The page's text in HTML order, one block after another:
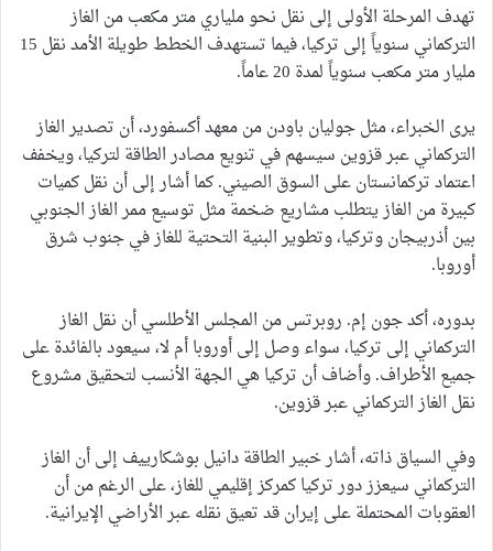
تهدف المرحلة الأولى إلى نقل نحو ملياري متر مكعب من الغاز
التركماني سنوياً إلى تركيا، فيما تستهدف الخطط طويلة الأمد نقل 15
مليار متر مكعب سنوياً لمدة 20 عاماً.
يرى الخبراء، مثل جوليان باودن من معهد أكسفورد، أن تصدير الغاز
التركماني عبر قزوين سيسهم في تنويع مصادر الطاقة لتركيا، ويخفف
اعتماد تركمانستان على السوق الصيني. كما أشار إلى أن نقل كميات
كبيرة من الغاز يتطلب مشاريع ضخمة مثل توسيع ممر الغاز الجنوبي
بين أذربيجان وتركيا، وتطوير البنية التحتية للغاز في جنوب شرق
أوروبا.
بدوره، أكد جون إم. روبرتس من المجلس الأطلسي أن نقل الغاز
التركماني إلى تركيا، سواء وصل إلى أوروبا أم لا، سيعود بالفائدة على
جميع الأطراف. وأضاف أن تركيا هي الجهة الأنسب لتحقيق مشروع
نقل الغاز التركماني عبر قزوين.
وفي السياق ذاته، أشار خبير الطاقة دانيل بوشكارييف إلى أن الغاز
التركماني سيعزز دور تركيا كمركز إقليمي للغاز، على الرغم من أن
العقوبات المحتملة على إيران قد تعيق نقله عبر الأراضي الإيرانية.